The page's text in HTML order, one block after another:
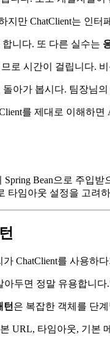
지만 ChatClient는 인
합니다. 또 다른 실수는
로 시간이 걸립니다.
아가 봅시다. 팀장님
를 제대로 이해하
Spring Bean으로 주입
타임아웃 설정을 고려
ChatClient를 사용하
아두면 정말 유용합니다
턴 은 복잡한 객체를 단
URL, 타임아웃, 기본